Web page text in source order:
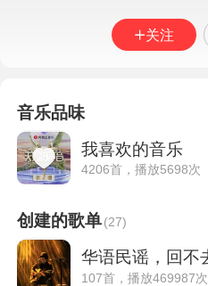
关注
音乐品味
我喜欢的音乐
4206首，播放5698次
创建的歌单(27)
107首，播放469987次